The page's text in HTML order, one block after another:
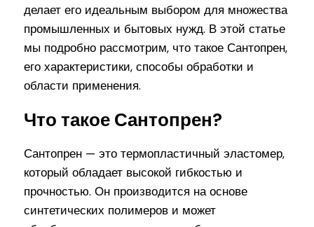
делает его идеальным выбором для множества
промышленных и бытовых нужд. В этой статье
мы подробно рассмотрим, что такое Сантопрен,
его характеристики, способы обработки и
области применения.
Что такое Сантопрен?
Сантопрен — это термопластичный эластомер,
который обладает высокой гибкостью и
прочностью. Он производится на основе
синтетических полимеров и может